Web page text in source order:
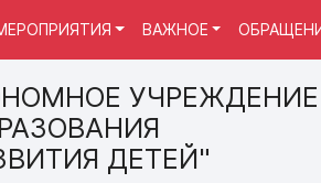
УЧРЕЖДЕНИЕ
ДЕТЕЙ"
ВАЖНОЕ